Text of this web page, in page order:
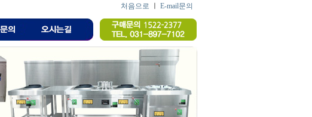
처음으로 E-mail문의